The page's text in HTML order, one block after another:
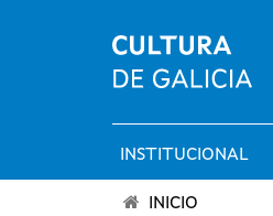
Menú
INSTITUCIONAL
INICIO